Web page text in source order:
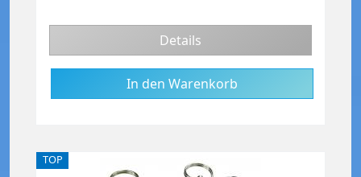
Details
TOP